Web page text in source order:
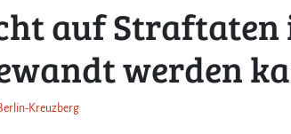
auf Straftaten
werden
Kreuzberg